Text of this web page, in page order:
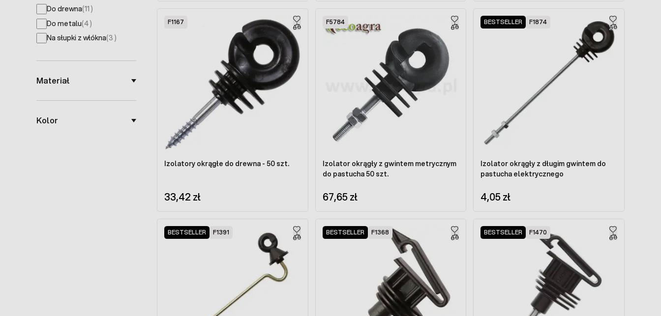
Do drewna(11 products available
)
Do metalu(4products available
)
Na słupki z włókna(3 products available
)
Materiał
Kolor
F1167
Izolatory okrągłe do drewna - 50 szt.
33,42 zł
F5784
Izolator okrągły z gwintem metrycznym
do pastucha 50 szt.
67,65 zł
BESTSELLER F1874
Izolator okrągły z długim gwintem do
pastucha elektrycznego
4,05 zł
BESTSELLER F1391 BESTSELLER F1368 BESTSELLER F1470